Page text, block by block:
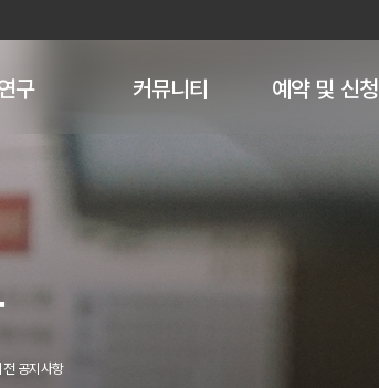
구 커뮤니티 예약 및 신청
공지사항